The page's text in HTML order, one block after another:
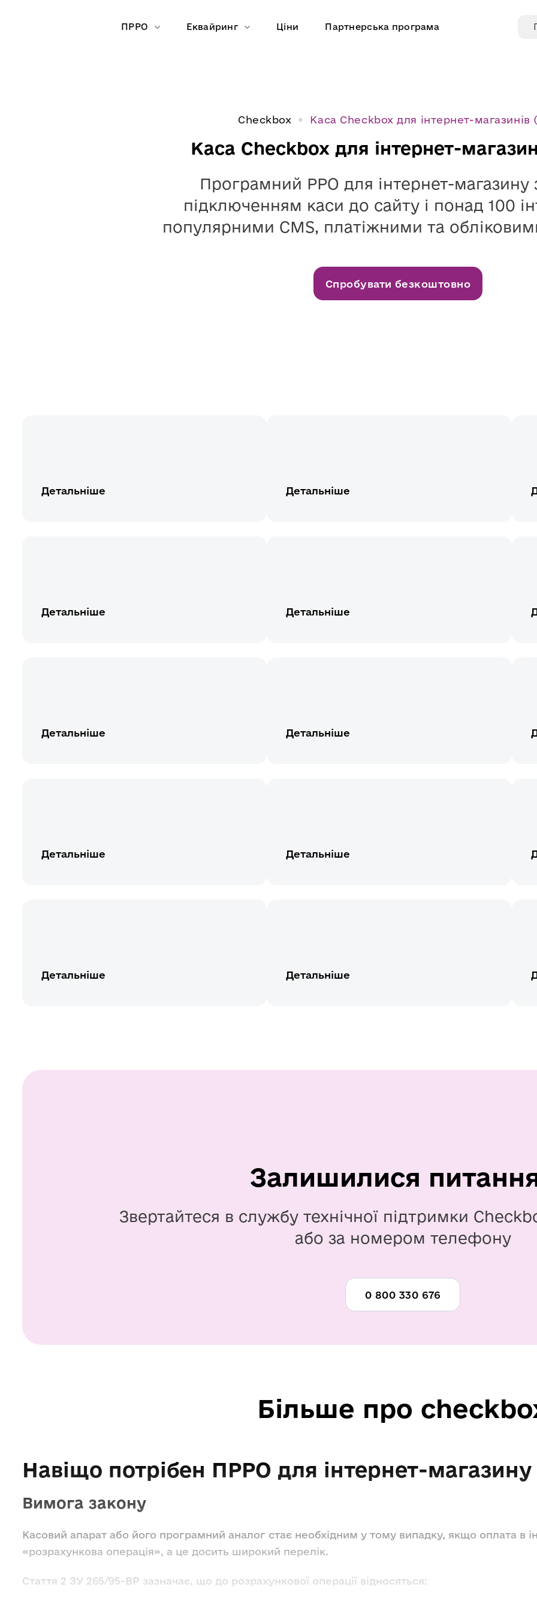
ПРРО Еквайринг Ціни Партнерська програма
Checkbox Каса Checkbox для інтернет-магазинів
Каса Checkbox для інтернет-
Програмний РРО для інтернет-магазину
підключенням каси до сайту і понад 100
популярними CMS, платіжними та
Спробувати безкоштовно
Детальніше Детальніше
Детальніше Детальніше
Детальніше Детальніше
Детальніше Детальніше
Детальніше Детальніше
Залишилися
Звертайтеся в службу технічної підтримки
або за номером телефону
0 800 330 676
Більше про
Навіщо потрібен ПРРО для інтернет-магазину
Вимога закону
Касовий апарат або його програмний аналог стає необхідним у тому випадку, якщо оплата в
«розрахункова операція», а це досить широкий перелік.
Стаття 2 ЗУ 265/95-ВР зазначає, що до розрахункової операції відносяться: